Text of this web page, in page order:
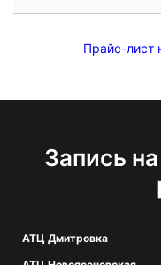
Прайс-лист
Запись
АТЦ Дмитровка